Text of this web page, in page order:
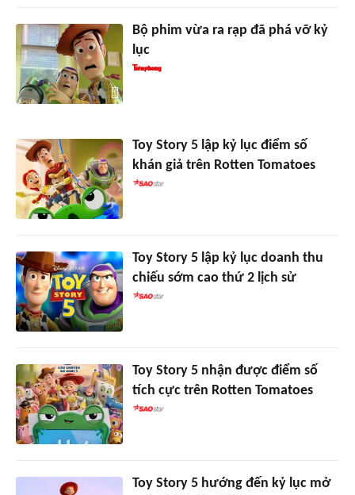
Bộ phim vừa ra rạp đã phá vỡ kỷ
lục
Toy Story 5 lập kỷ lục điểm số
khán giả trên Rotten Tomatoes
Toy Story 5 lập kỷ lục doanh thu
chiếu sớm cao thứ 2 lịch sử
Toy Story 5 nhận được điểm số
tích cực trên Rotten Tomatoes
Toy Story 5 hướng đến kỷ lục mở